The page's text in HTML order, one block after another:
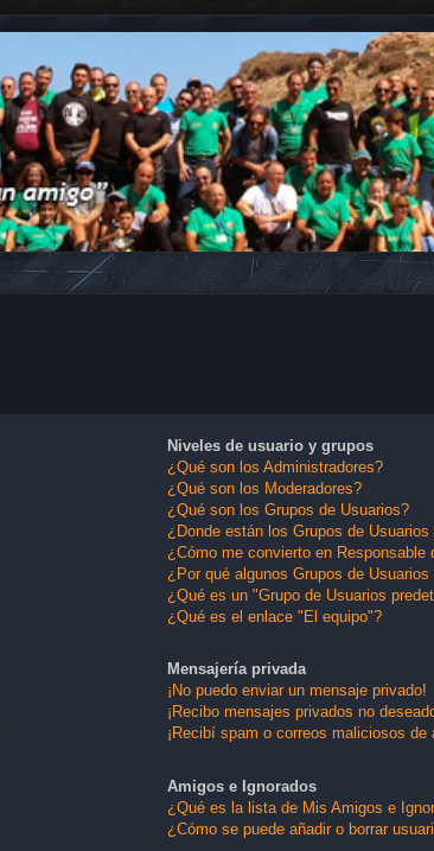
Niveles de usuario y grupos
¿Qué son los Administradores?
¿Qué son los Moderadores?
¿Qué son los Grupos de Usuarios?
¿Donde están los Grupos de
¿Cómo me convierto en Responsable
¿Por qué algunos Grupos de
¿Qué es un "Grupo de Usuarios
¿Qué es el enlace "El equipo"?
Mensajería privada
¡No puedo enviar un mensaje privado!
¡Recibo mensajes privados no
¡Recibí spam o correos maliciosos de
Amigos e Ignorados
¿Qué es la lista de Mis Amigos e
¿Cómo se puede añadir o borrar